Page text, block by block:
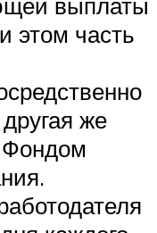
этом часть
же
Фондом